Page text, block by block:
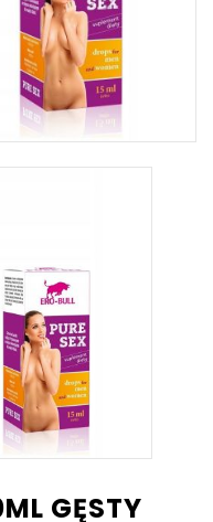
GĘSTY